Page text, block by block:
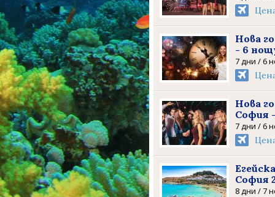
Нова
- 6
7 дни / 6
Нова
София
7 дни / 6
София
8 дни / 7